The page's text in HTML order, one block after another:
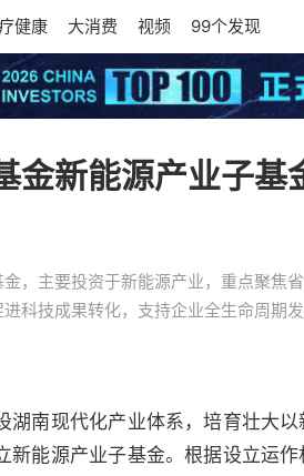
健康 大消费 视频 99个发现
金新能源产业子基
，主要投资于新能源产业，重点聚焦
科技成果转化，支持企业全生命周期发
湖南现代化产业体系，培育壮大
新能源产业子基金。根据设立运